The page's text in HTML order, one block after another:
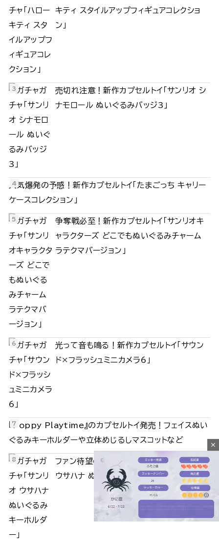
close
キティ スタイルアップフィギュアコレクショ
ン」
売切れ注意！新作カプセルトイ「サンリオ シ
ナモロール ぬいぐるみバッジ3」
人気爆発の予感！新作カプセルトイ「たまごっち キャリー
ケースコレクション」
争奪戦必至！新作カプセルトイ「サンリオキ
ャラクターズ どこでもぬいぐるみチャーム
ラテクマバージョン」
光って音も鳴る！新作カプセルトイ「サウン
ド×フラッシュミニカメラ6」
『Poppy Playtime』のカプセルトイ発売！フェイスぬい
ぐるみキーホルダーや立体めじるしマスコットなど
ファン待望の再販！カプセルトイ「サンリオ
ウサハナ ぬいぐるみキーホルダー」